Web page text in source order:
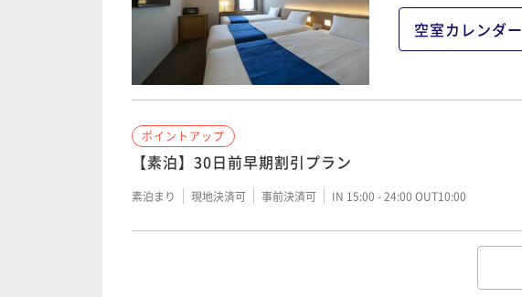
空室カレンダー
ポイントアップ
【素泊】30日前早期割引プラン
素泊まり 現地決済可 事前決済可 IN 15:00 - 24:00 OUT10:00